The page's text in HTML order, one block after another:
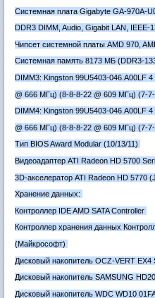
Системная плата Gigabyte GA-970A-
DDR3 DIMM, Audio, Gigabit LAN, IEEE-
Чипсет системной платы AMD 970,
Системная память 8173 МБ (DDR3-
DIMM3: Kingston 99U5403-046.A00LF
@ 666 МГц) (8-8-8-22 @ 609 МГц) (7-
DIMM4: Kingston 99U5403-046.A00LF
@ 666 МГц) (8-8-8-22 @ 609 МГц) (7-
Тип BIOS Award Modular (10/13/11)
Видеоадаптер ATI Radeon HD 5700
3D-акселератор ATI Radeon HD 5770
Хранение данных:
Контроллер IDE AMD SATA Controller
Контроллер хранения данных
(Майкрософт)
Дисковый накопитель OCZ-VERT EX4
Дисковый накопитель SAMSUNG
Дисковый накопитель WDC WD10